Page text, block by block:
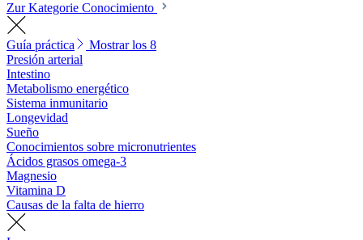
Zur Kategorie Conocimiento
Guía práctica
Mostrar los 8
Presión arterial
Intestino
Metabolismo energético
Sistema inmunitario
Longevidad
Sueño
Conocimientos sobre micronutrientes
Ácidos grasos omega-3
Magnesio
Vitamina D
Causas de la falta de hierro